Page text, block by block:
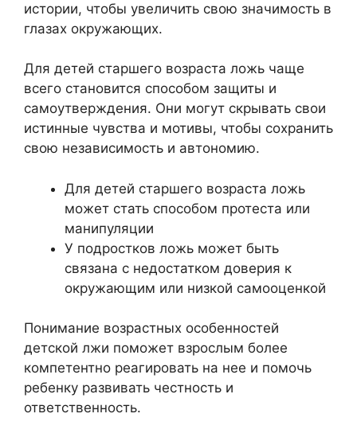
истории, чтобы увеличить свою значимость в
глазах окружающих.
Для детей старшего возраста ложь чаще
всего становится способом защиты и
самоутверждения. Они могут скрывать свои
истинные чувства и мотивы, чтобы сохранить
свою независимость и автономию.
Для детей старшего возраста ложь
может стать способом протеста или
манипуляции
У подростков ложь может быть
связана с недостатком доверия к
окружающим или низкой самооценкой
Понимание возрастных особенностей
детской лжи поможет взрослым более
компетентно реагировать на нее и помочь
ребенку развивать честность и
ответственность.